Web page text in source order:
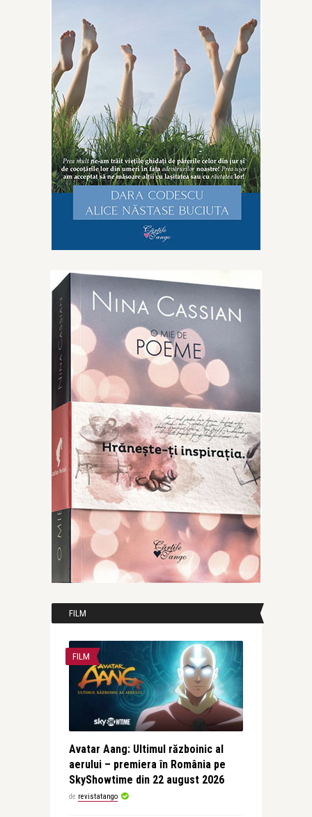
FILM
FILM
Avatar Aang: Ultimul războinic al
aerului – premiera în România pe
SkyShowtime din 22 august 2026
de revistatango